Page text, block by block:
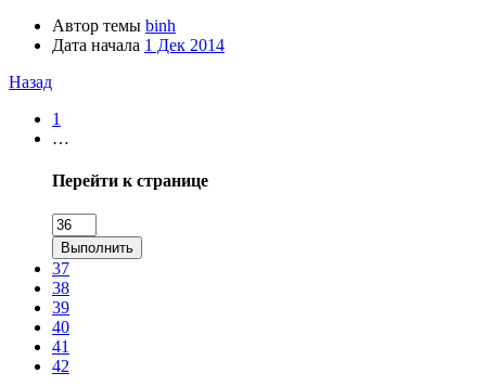
Автор темы binh
Дата начала 1 Дек 2014
Назад
1
…
Перейти к странице
Выполнить
37
38
39
40
41
42